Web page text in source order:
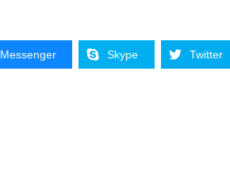
Messenger Skype Twitter